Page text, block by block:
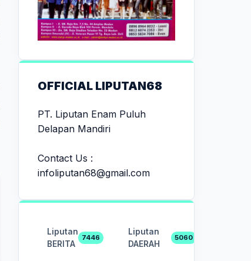
OFFICIAL LIPUTAN68
PT. Liputan Enam Puluh
Delapan Mandiri
Contact Us :
infoliputan68@gmail.com
Liputan
BERITA
7446
Liputan
DAERAH
5060